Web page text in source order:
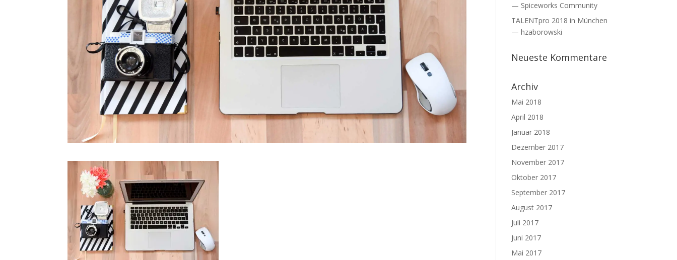
— Spiceworks Community
TALENTpro 2018 in München
— hzaborowski
Neueste Kommentare
Archiv
Mai 2018
April 2018
Januar 2018
Dezember 2017
November 2017
Oktober 2017
September 2017
August 2017
Juli 2017
Juni 2017
Mai 2017